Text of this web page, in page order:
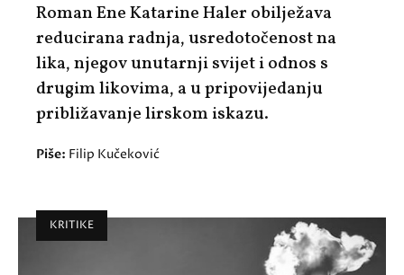
Roman Ene Katarine Haler obilježava
reducirana radnja, usredotočenost na
lika, njegov unutarnji svijet i odnos s
drugim likovima, a u pripovijedanju
približavanje lirskom iskazu.
Piše: Filip Kučeković
KRITIKE